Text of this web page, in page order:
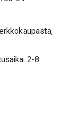
2-8